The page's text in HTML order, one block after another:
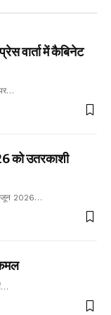
वार्ता में कैबिनेट
को उतरकाशी
जून 2026…